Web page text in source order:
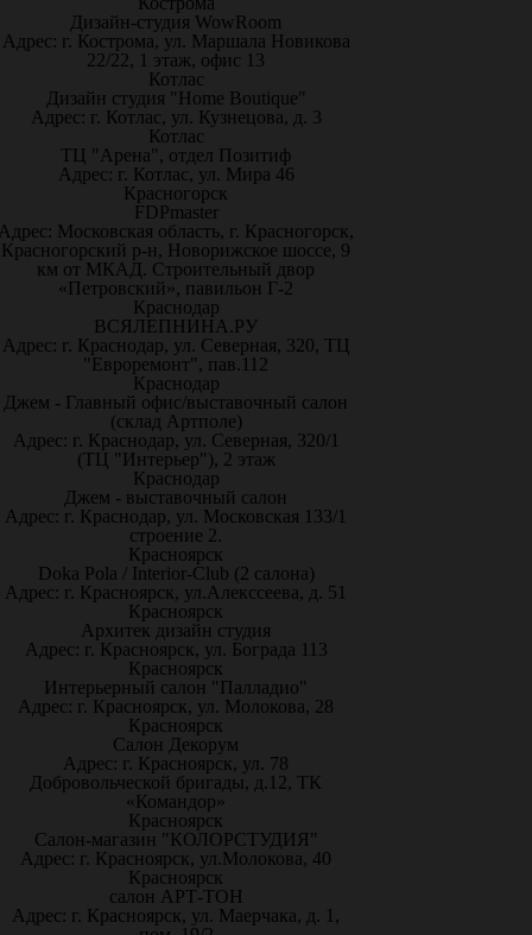
Дизайн-студия WowRoom
Адрес: г. Кострома, ул. Маршала Новикова
22/22, 1 этаж, офис 13
Котлас
Дизайн студия "Home Boutique"
Адрес: г. Котлас, ул. Кузнецова, д. 3
Котлас
ТЦ "Арена", отдел Позитиф
Адрес: г. Котлас, ул. Мира 46
Красногорск
FDPmaster
Московская область, г. Красногорск,
Красногорский р-н, Новорижское шоссе, 9
км от МКАД. Строительный двор
«Петровский», павильон Г-2
Краснодар
ВСЯЛЕПНИНА.РУ
Адрес: г. Краснодар, ул. Северная, 320, ТЦ
"Евроремонт", пав.112
Краснодар
Джем - Главный офис/выставочный салон
(склад Артполе)
Адрес: г. Краснодар, ул. Северная, 320/1
(ТЦ "Интерьер"), 2 этаж
Краснодар
Джем - выставочный салон
Адрес: г. Краснодар, ул. Московская 133/1
строение 2.
Красноярск
Doka Pola / Interior-Club (2 салона)
Адрес: г. Красноярск, ул.Алекссеева, д. 51
Красноярск
Архитек дизайн студия
Адрес: г. Красноярск, ул. Бограда 113
Красноярск
Интерьерный салон "Палладио"
Адрес: г. Красноярск, ул. Молокова, 28
Красноярск
Салон Декорум
Адрес: г. Красноярск, ул. 78
Добровольческой бригады, д.12, ТК
«Командор»
Красноярск
Салон-магазин "КОЛОРСТУДИЯ"
Адрес: г. Красноярск, ул.Молокова, 40
Красноярск
салон АРТ-ТОН
Адрес: г. Красноярск, ул. Маерчака, д. 1,